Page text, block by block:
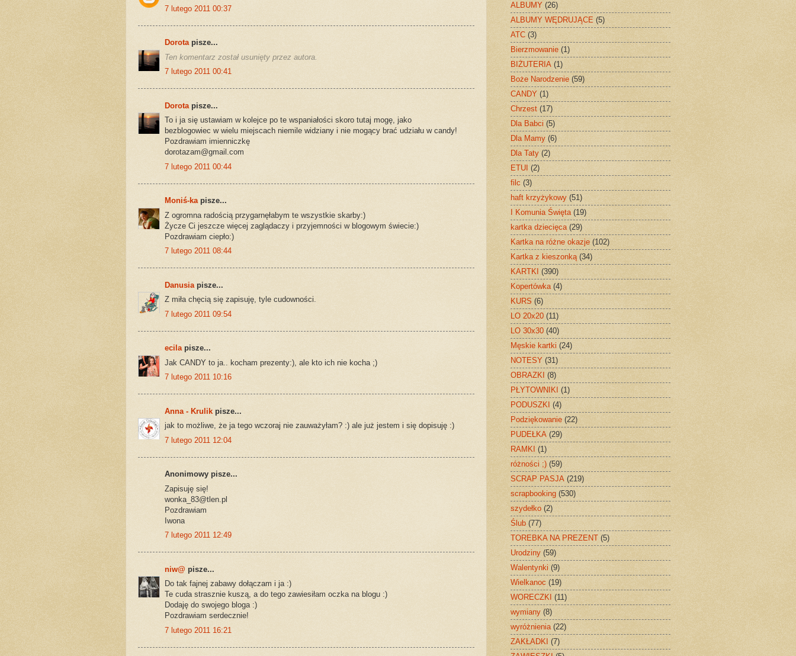
7 lutego 2011 00:37
Dorotapisze...
Ten komentarz został usunięty przez autora.
7 lutego 2011 00:41
Dorota pisze...
To i ja się ustawiam w kolejce po te wspaniałości skoro tutaj mogę, jako
bezblogowiec w wielu miejscach niemile widziany i nie mogący brać udziału w candy!
Pozdrawiam imienniczkę
dorotazam@gmail.com
7 lutego 2011 00:44
Moniś-kapisze...
Z ogromna radością przygarnęłabym te wszystkie skarby:)
Życze Ci jeszcze więcej zaglądaczy i przyjemności w blogowym świecie:)
Pozdrawiam ciepło:)
7 lutego 2011 08:44
Danusia pisze...
Z miła chęcią się zapisuję, tyle cudowności.
7 lutego 2011 09:54
ecilapisze...
Jak CANDY to ja.. kocham prezenty:), ale kto ich nie kocha ;)
7 lutego 2011 10:16
Anna - Krulik pisze...
jak to możliwe, że ja tego wczoraj nie zauważyłam? :) ale już jestem i się dopisuję :)
7 lutego 2011 12:04
Anonimowy pisze...
Zapisuję się!
wonka_83@tlen.pl
Pozdrawiam
Iwona
7 lutego 2011 12:49
niw@ pisze...
Do tak fajnej zabawy dołączam i ja :)
Te cuda strasznie kuszą, a do tego zawiesiłam oczka na blogu :)
Dodaję do swojego bloga :)
Pozdrawiam serdecznie!
7 lutego 2011 16:21
ALBUMY (26)
ALBUMY WĘDRUJĄCE (5)
ATC (3)
Bierzmowanie (1)
BIŻUTERIA (1)
Boże Narodzenie (59)
CANDY (1)
Chrzest (17)
Dla Babci (5)
Dla Mamy (6)
Dla Taty (2)
ETUI (2)
filc (3)
haft krzyżykowy (51)
I Komunia Święta (19)
kartka dziecięca (29)
Kartka na różne okazje (102)
Kartka z kieszonką (34)
KARTKI (390)
Kopertówka (4)
KURS (6)
LO 20x20 (11)
LO 30x30 (40)
Męskie kartki (24)
NOTESY (31)
OBRAZKI (8)
PŁYTOWNIKI (1)
PODUSZKI (4)
Podziękowanie (22)
PUDEŁKA (29)
RAMKI (1)
różności ;) (59)
SCRAP PASJA (219)
scrapbooking (530)
szydełko (2)
Ślub (77)
TOREBKA NA PREZENT (5)
Urodziny (59)
Walentynki (9)
Wielkanoc (19)
WORECZKI (11)
wymiany (8)
wyróżnienia (22)
ZAKŁADKI (7)